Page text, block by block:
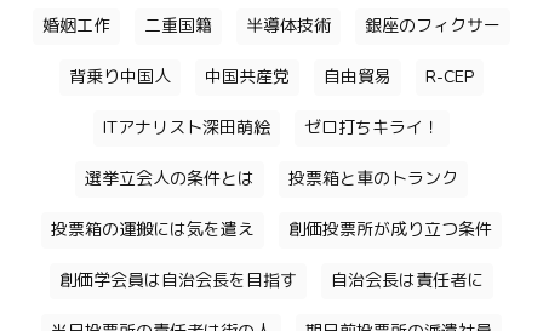
婚姻工作 二重国籍 半導体技術 銀座のフィクサー
背乗り中国人 中国共産党 自由貿易 R-CEP
ITアナリスト深田萌絵 ゼロ打ちキライ！
選挙立会人の条件とは 投票箱と車のトランク
投票箱の運搬には気を遣え 創価投票所が成り立つ条件
創価学会員は自治会長を目指す 自治会長は責任者に